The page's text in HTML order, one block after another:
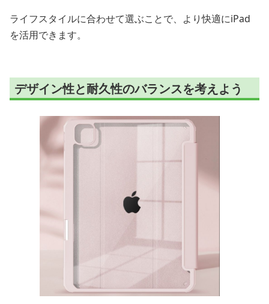
ライフスタイルに合わせて選ぶことで、より快適にiPad
を活用できます。
デザイン性と耐久性のバランスを考えよう